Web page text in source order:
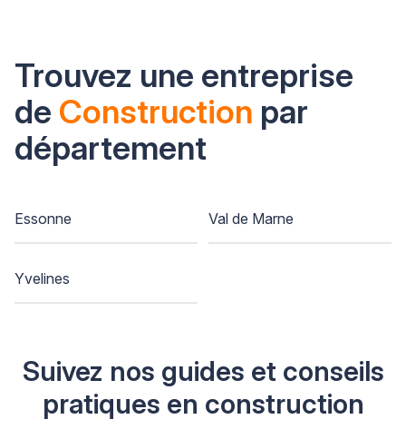
Trouvez une entreprise
de Construction par
département
Essonne Val de Marne
Yvelines
Suivez nos guides et conseils
pratiques en construction